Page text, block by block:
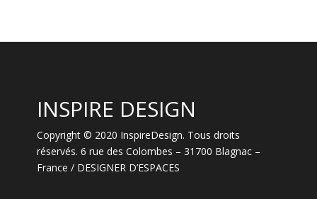
INSPIRE DESIGN
Copyright © 2020 InspireDesign. Tous droits
réservés. 6 rue des Colombes – 31700 Blagnac –
France / DESIGNER D’ESPACES